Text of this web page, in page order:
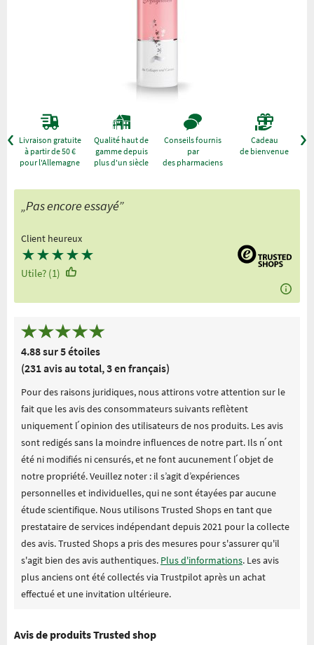
Livraison gratuite
à partir de 50 €
pour l'Allemagne
Qualité haut de
gamme depuis
plus d'un siècle
Conseils fournis
par
des pharmaciens
Cadeau
de bienvenue
„Pas encore essayé”
Client heureux
★★★★★
Utile? (1)
4.88 sur 5 étoiles
(231 avis au total, 3 en français)
Pour des raisons juridiques, nous attirons votre attention sur le
fait que les avis des consommateurs suivants reflètent
uniquement l ́opinion des utilisateurs de nos produits. Les avis
sont redigés sans la moindre influences de notre part. Ils n ́ont
été ni modifiés ni censurés, et ne font aucunement l ́objet de
notre propriété. Veuillez noter : il s’agit d’expériences
personnelles et individuelles, qui ne sont étayées par aucune
étude scientifique. Nous utilisons Trusted Shops en tant que
prestataire de services indépendant depuis 2021 pour la collecte
des avis. Trusted Shops a pris des mesures pour s'assurer qu'il
s'agit bien des avis authentiques. Plus d'informations. Les avis
plus anciens ont été collectés via Trustpilot après un achat
effectué et une invitation ultérieure.
Avis de produits Trusted shop